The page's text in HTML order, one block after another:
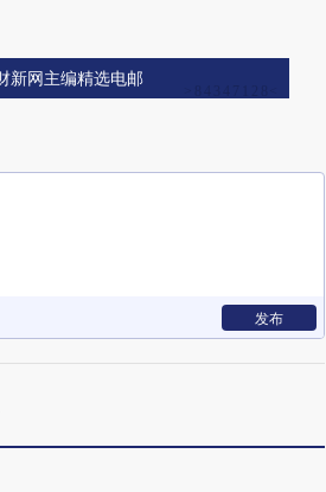
新网主编精选电邮
发布